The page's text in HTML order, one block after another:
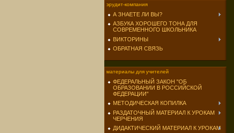
эрудит-компания
А ЗНАЕТЕ ЛИ ВЫ?
АЗБУКА ХОРОШЕГО ТОНА ДЛЯ
СОВРЕМЕННОГО ШКОЛЬНИКА
ВИКТОРИНЫ
ОБРАТНАЯ СВЯЗЬ
материалы для учителей
ФЕДЕРАЛЬНЫЙ ЗАКОН "ОБ
ОБРАЗОВАНИИ В РОССИЙСКОЙ
ФЕДЕРАЦИИ"
МЕТОДИЧЕСКАЯ КОПИЛКА
РАЗДАТОЧНЫЙ МАТЕРИАЛ К УРОКАМ
ЧЕРЧЕНИЯ
ДИДАКТИЧЕСКИЙ МАТЕРИАЛ К УРОКАМ